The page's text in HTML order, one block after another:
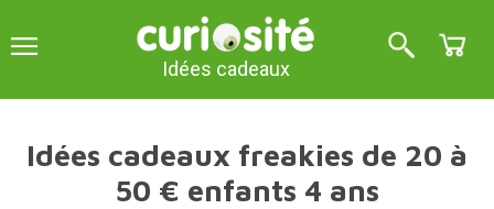
Idées cadeaux
Idées cadeaux freakies de 20 à
50 € enfants 4 ans